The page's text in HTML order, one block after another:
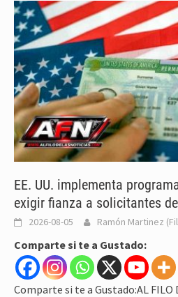
EE. UU. implementa
exigir fianza a solicitantes
2026-08-05 Ramón Martinez
Comparte si te a Gustado:
Comparte si te a Gustado:AL FILO